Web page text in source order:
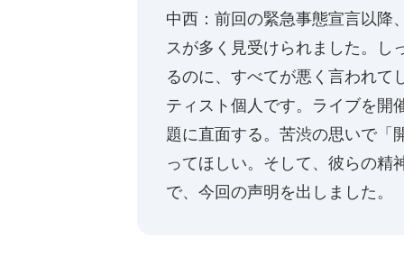
中西：前回の緊急事態宣言以降
スが多く見受けられました。し
るのに、すべてが悪く言われて
ティスト個人です。ライブを開
題に直面する。苦渋の思いで「
ってほしい。そして、彼らの精
で、今回の声明を出しました。